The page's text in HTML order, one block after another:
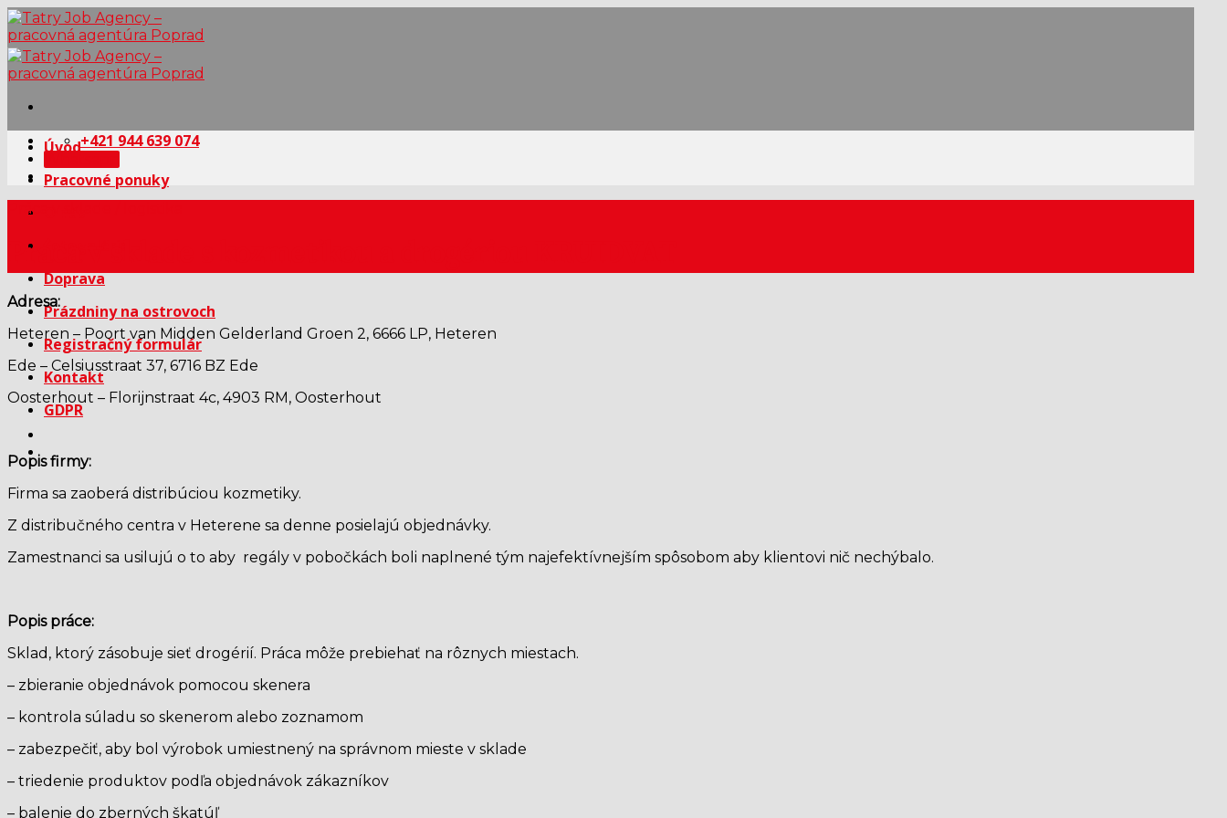
Skip
to
content
Úvod
Pracovné ponuky
Doprava
Prázdniny na ostrovoch
Registračný formulár
Kontakt
GDPR
+421 944 639 074
Práca v sklade / logistika
Práca v sklade s kozmetikou a drogériou KRUIDVAT
Adresa:
Heteren – Poort van Midden Gelderland Groen 2, 6666 LP, Heteren
Ede – Celsiusstraat 37, 6716 BZ Ede
Oosterhout – Florijnstraat 4c, 4903 RM, Oosterhout
Popis firmy:
Firma sa zaoberá distribúciou kozmetiky.
Z distribučného centra v Heterene sa denne posielajú objednávky.
Zamestnanci sa usilujú o to aby regály v pobočkách boli naplnené tým najefektívnejším spôsobom aby klientovi nič nechýbalo.
Popis práce:
Sklad, ktorý zásobuje sieť drogérií. Práca môže prebiehať na rôznych miestach.
– zbieranie objednávok pomocou skenera
– kontrola súladu so skenerom alebo zoznamom
– zabezpečiť, aby bol výrobok umiestnený na správnom mieste v sklade
– triedenie produktov podľa objednávok zákazníkov
– balenie do zberných škatúľ